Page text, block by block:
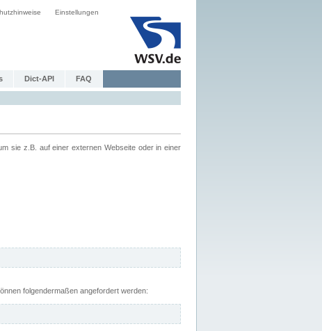
Einstellungen
Dict-API FAQ
sie z.B. auf einer externen Webseite oder in einer
folgendermaßen angefordert werden: